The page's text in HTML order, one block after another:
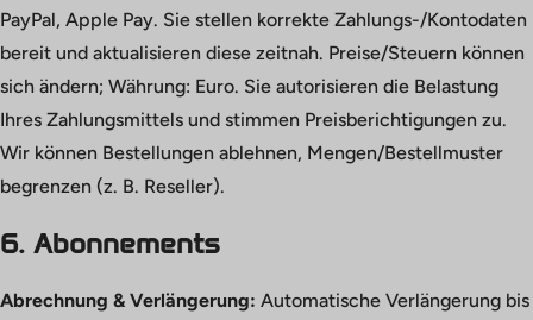
PayPal, Apple Pay. Sie stellen korrekte Zahlungs-/Kontodaten
bereit und aktualisieren diese zeitnah. Preise/Steuern können
sich ändern; Währung: Euro. Sie autorisieren die Belastung
Ihres Zahlungsmittels und stimmen Preisberichtigungen zu.
Wir können Bestellungen ablehnen, Mengen/Bestellmuster
begrenzen (z. B. Reseller).
6. Abonnements
Abrechnung & Verlängerung: Automatische Verlängerung bis